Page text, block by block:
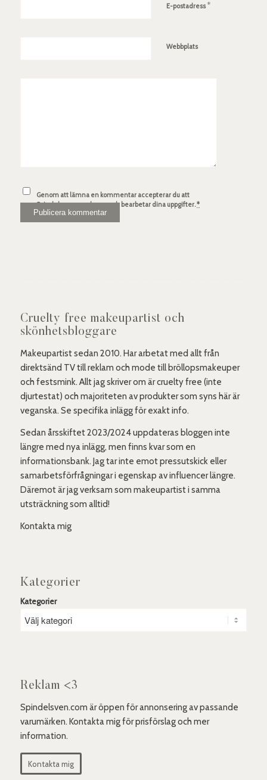
E-postadress*
Webbplats
Genom att lämna en kommentar accepterar du att
Spindelsven.com lagrar och bearbetar dina uppgifter.*
Cruelty free makeupartist och
skönhetsbloggare
Makeupartist sedan 2010. Har arbetat med allt från
direktsänd TV till reklam och mode till bröllopsmakeuper
och festsmink. Allt jag skriver om är cruelty free (inte
djurtestat) och majoriteten av produkter som syns här är
veganska. Se specifika inlägg för exakt info.
Sedan årsskiftet 2023/2024 uppdateras bloggen inte
längre med nya inlägg, men finns kvar som en
informationsbank. Jag tar inte emot pressutskick eller
samarbetsförfrågningar i egenskap av influencer längre.
Däremot är jag verksam som makeupartist i samma
utsträckning som alltid!
Kontakta mig
Kategorier
Kategorier
Reklam <3
Spindelsven.com är öppen för annonsering av passande
varumärken. Kontakta mig för prisförslag och mer
information.
Kontakta mig